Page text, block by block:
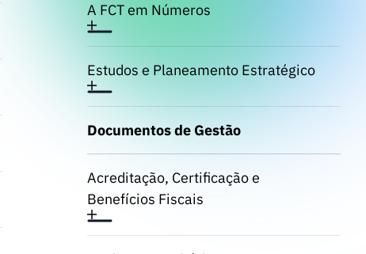
A FCT em Números
Estudos e Planeamento Estratégico
Documentos de Gestão
Acreditação, Certificação e
Benefícios Fiscais